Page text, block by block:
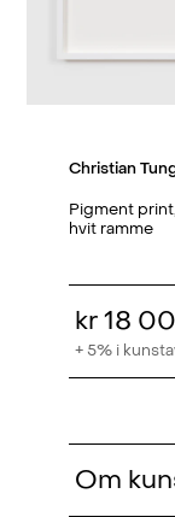
Christian
Pigment
hvit ramme
kr 18
+ 5% i
Om